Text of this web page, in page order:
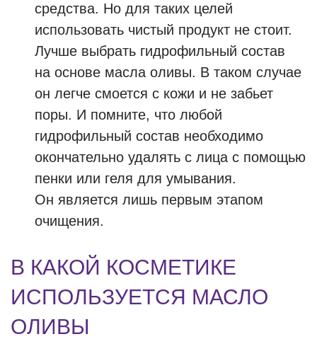
средства. Но для таких целей
использовать чистый продукт не стоит.
Лучше выбрать гидрофильный состав
на основе масла оливы. В таком случае
он легче смоется с кожи и не забьет
поры. И помните, что любой
гидрофильный состав необходимо
окончательно удалять с лица с помощью
пенки или геля для умывания.
Он является лишь первым этапом
очищения.
В КАКОЙ КОСМЕТИКЕ
ИСПОЛЬЗУЕТСЯ МАСЛО
ОЛИВЫ